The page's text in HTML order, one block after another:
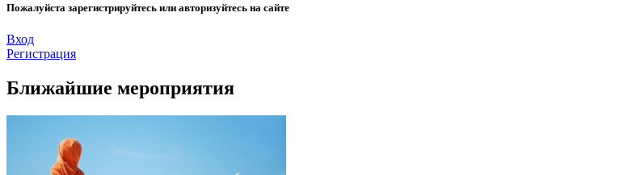
Пожалуйста зарегистрируйтесь или авторизуйтесь на сайте
Вход
Регистрация
Ближайшие мероприятия